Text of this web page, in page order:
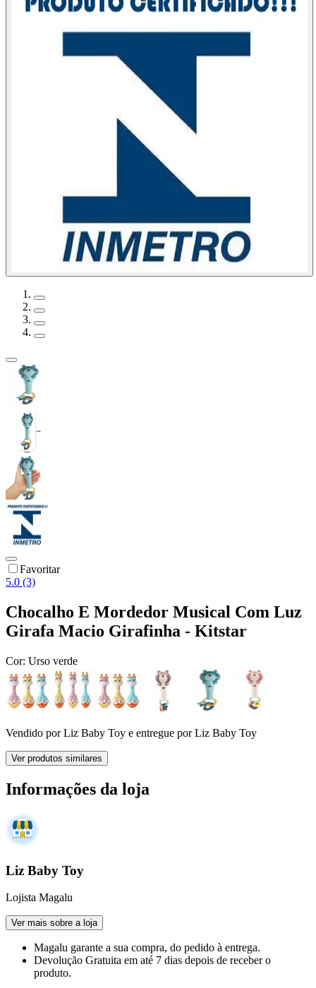
Favoritar
5.0 (3)
Chocalho E Mordedor Musical Com Luz
Girafa Macio Girafinha - Kitstar
Cor: Urso verde
Vendido porLiz Baby Toy e entregue por Liz Baby Toy
Ver produtos similares
Informações da loja
Liz Baby Toy
Lojista Magalu
Ver mais sobre a loja
Magalu garante a sua compra, do pedido à entrega.
Devolução Gratuita em até 7 dias depois de receber o
produto.